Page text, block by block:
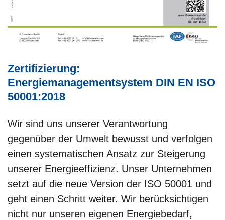
Zertifizierung:
Energiemanagementsystem DIN EN ISO
50001:2018
Wir sind uns unserer Verantwortung
gegenüber der Umwelt bewusst und verfolgen
einen systematischen Ansatz zur Steigerung
unserer Energieeffizienz. Unser Unternehmen
setzt auf die neue Version der ISO 50001 und
geht einen Schritt weiter. Wir berücksichtigen
nicht nur unseren eigenen Energiebedarf,